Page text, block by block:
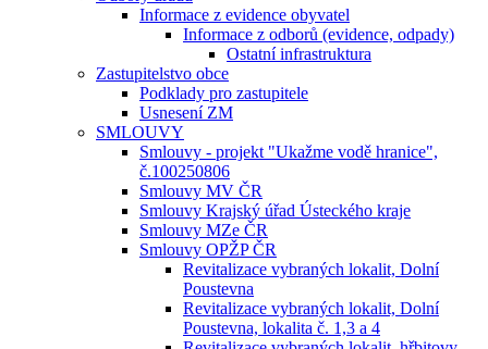
Informace z evidence obyvatel
Informace z odborů (evidence, odpady)
Ostatní infrastruktura
Zastupitelstvo obce
Podklady pro zastupitele
Usnesení ZM
SMLOUVY
Smlouvy - projekt "Ukažme vodě hranice",
č.100250806
Smlouvy MV ČR
Smlouvy Krajský úřad Ústeckého kraje
Smlouvy MZe ČR
Smlouvy OPŽP ČR
Revitalizace vybraných lokalit, Dolní
Poustevna
Revitalizace vybraných lokalit, Dolní
Poustevna, lokalita č. 1,3 a 4